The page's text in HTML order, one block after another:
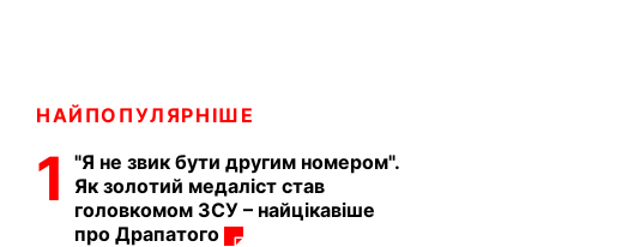
НАЙПОПУЛЯРНІШЕ
1
"Я не звик бути другим номером".
Як золотий медаліст став
головкомом ЗСУ – найцікавіше
про Драпатого